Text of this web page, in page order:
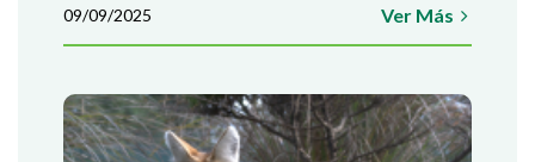
09/09/2025 Ver Más